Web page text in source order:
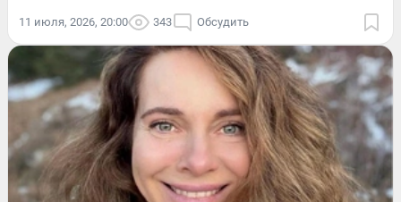
11 июля, 2026, 20:00 343 Обсудить